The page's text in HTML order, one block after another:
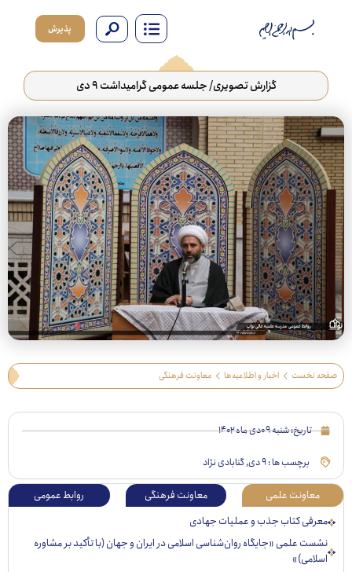
گزارش تصویری/ جلسه عمومی گرامیداشت ۹ دی
نخست اخبار و اطلاعیه‌ها معاونت فرهنگی
تاریخ:شنبه ۰۹دی ماه ۱۴۰۲
برچسب ها :۹ دی ,گنابادی نژاد
علمی معاونت فرهنگی
روابط عمومی
کتاب جذب و عملیات جهادی
علمی «جایگاه روان‌شناسی اسلامی در ایران و جهان (با تأکید بر مشاوره